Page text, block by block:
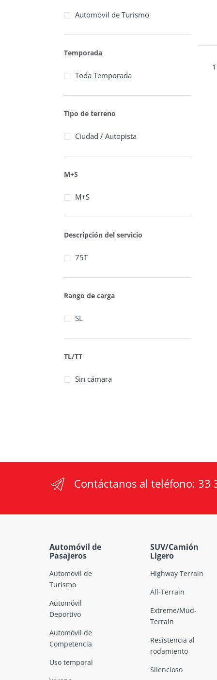
Automóvil de Turismo
Temporada
Toda Temporada
Tipo de terreno
Ciudad / Autopista
M+S
M+S
Descripción del servicio
75T
Rango de carga
SL
TL/TT
Sin cámara
Contáctanos al teléfono: 33
Automóvil de
Pasajeros
Automóvil de
Turismo
Automóvil
Deportivo
Automóvil de
Competencia
Uso temporal
SUV/Camión
Ligero
Highway Terrain
All-Terrain
Extreme/Mud-
Terrain
Resistencia al
rodamiento
Silencioso